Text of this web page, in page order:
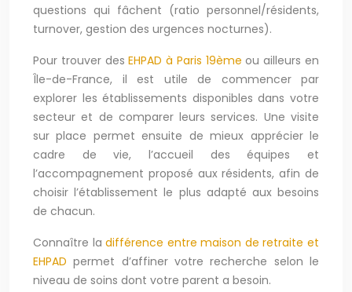
questions qui fâchent (ratio personnel/résidents,
turnover, gestion des urgences nocturnes).
Pour trouver desEHPAD à Paris 19ème ou ailleurs en
Île-de-France, il est utile de commencer par
explorer les établissements disponibles dans votre
secteur et de comparer leurs services. Une visite
sur place permet ensuite de mieux apprécier le
cadre de vie, l’accueil des équipes et
l’accompagnement proposé aux résidents, afin de
choisir l’établissement le plus adapté aux besoins
de chacun.
Connaître ladifférence entre maison de retraite et
EHPAD permet d’affiner votre recherche selon le
niveau de soins dont votre parent a besoin.